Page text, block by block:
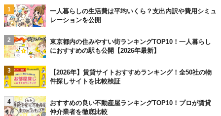
1
一人暮らしの生活費は平均いくら？支出内訳や費用シミュ
レーションを公開
2
東京都内の住みやすい街ランキングTOP10！一人暮らし
におすすめの駅も公開【2026年最新】
3
【2026年】賃貸サイトおすすめランキング！全50社の物
件探しサイトを比較検証
4
おすすめの良い不動産屋ランキングTOP10！プロが賃貸
仲介業者を徹底比較